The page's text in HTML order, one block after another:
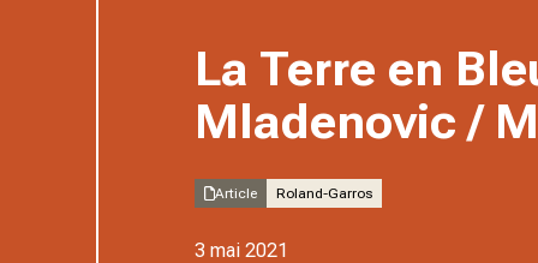
La Terre en
Mladenovic /
Article Roland-Garros
3 mai 2021